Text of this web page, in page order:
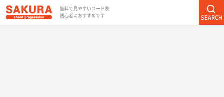
無料で見やすいコード表
初心者におすすめです
SEARCH